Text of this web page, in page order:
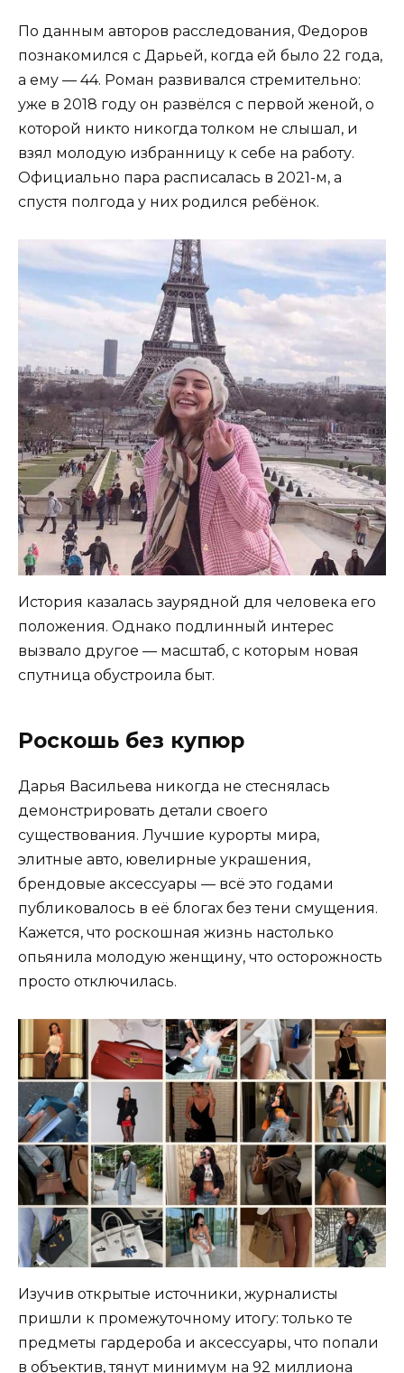
По данным авторов расследования, Федоров
познакомился с Дарьей, когда ей было 22 года,
а ему — 44. Роман развивался стремительно:
уже в 2018 году он развёлся с первой женой, о
которой никто никогда толком не слышал, и
взял молодую избранницу к себе на работу.
Официально пара расписалась в 2021-м, а
спустя полгода у них родился ребёнок.
История казалась заурядной для человека его
положения. Однако подлинный интерес
вызвало другое — масштаб, с которым новая
спутница обустроила быт.
Роскошь без купюр
Дарья Васильева никогда не стеснялась
демонстрировать детали своего
существования. Лучшие курорты мира,
элитные авто, ювелирные украшения,
брендовые аксессуары — всё это годами
публиковалось в её блогах без тени смущения.
Кажется, что роскошная жизнь настолько
опьянила молодую женщину, что осторожность
просто отключилась.
Изучив открытые источники, журналисты
пришли к промежуточному итогу: только те
предметы гардероба и аксессуары, что попали
в объектив, тянут минимум на 92 миллиона